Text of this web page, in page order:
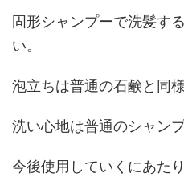
固形シャンプーで洗髪す
い。
泡立ちは普通の石鹸と同様
洗い心地は普通のシャン
今後使用していくにあた